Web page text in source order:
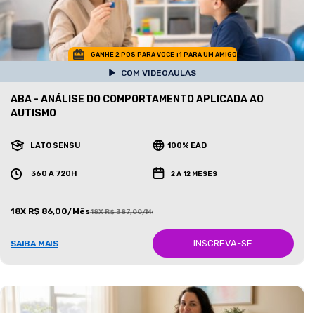
GANHE 2 POS PARA VOCE +1 PARA UM AMIGO
COM VIDEOAULAS
ABA - ANÁLISE DO COMPORTAMENTO APLICADA AO
AUTISMO
LATO SENSU 100% EAD
360 A 720H 2 A 12 MESES
18X R$ 86,00/Mês18X R$ 387,00/Mês
SAIBA MAIS INSCREVA-SE